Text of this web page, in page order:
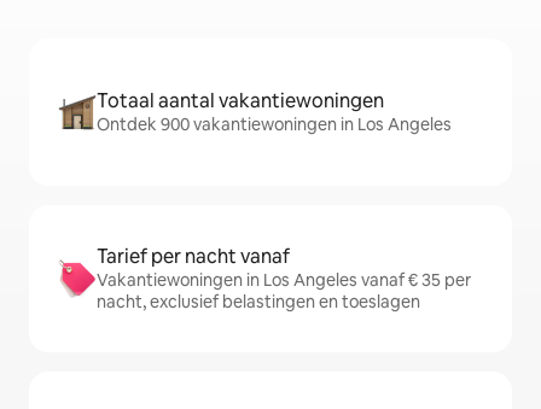
Totaal aantal vakantiewoningen
Ontdek 900 vakantiewoningen in Los Angeles
Tarief per nacht vanaf
Vakantiewoningen in Los Angeles vanaf € 35 per
nacht, exclusief belastingen en toeslagen